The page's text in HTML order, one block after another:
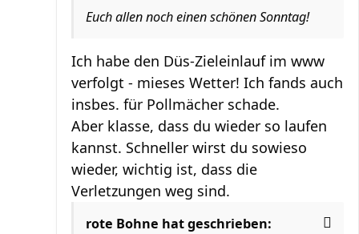
Euch allen noch einen schönen Sonntag!
Ich habe den Düs-Zieleinlauf im www
verfolgt - mieses Wetter! Ich fands auch
insbes. für Pollmächer schade.
Aber klasse, dass du wieder so laufen
kannst. Schneller wirst du sowieso
wieder, wichtig ist, dass die
Verletzungen weg sind.
rote Bohne hat geschrieben: